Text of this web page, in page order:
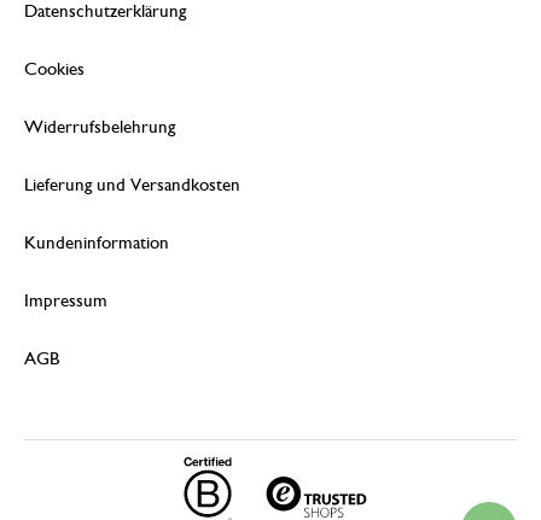
Datenschutzerklärung
Cookies
Widerrufsbelehrung
Lieferung und Versandkosten
Kundeninformation
Impressum
AGB